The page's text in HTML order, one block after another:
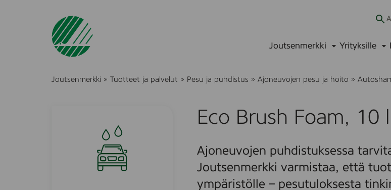
Joutsenmerkki Yrityksille
Joutsenmerkki » Tuotteet ja palvelut » Pesu ja puhdistus » Ajoneuvojen pesu ja hoito »
Eco Brush Foam, 10 l
Ajoneuvojen puhdistuksessa
Joutsenmerkki varmistaa, että
ympäristölle – pesutuloksesta